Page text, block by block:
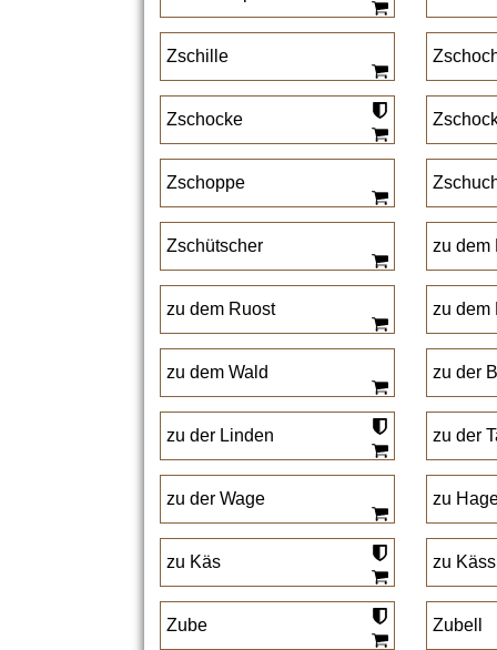
Zschille
Zschocke
Zschoppe
Zschütscher zu dem
zu dem Ruost zu dem
zu dem Wald zu der
zu der Linden zu der
zu der Wage zu
zu Käs zu Käss
Zube Zubell